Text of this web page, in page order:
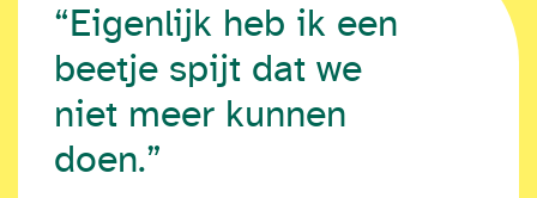
“Eigenlijk heb ik een
beetje spijt dat we
niet meer kunnen
doen.”